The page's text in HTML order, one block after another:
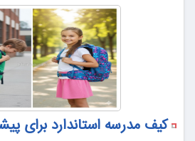
کیف مدرسه استاندارد برای